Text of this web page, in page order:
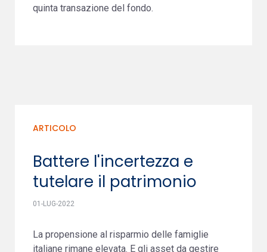
quinta transazione del fondo.
ARTICOLO
Battere l'incertezza e
tutelare il patrimonio
01-LUG-2022
La propensione al risparmio delle famiglie
italiane rimane elevata. E gli asset da gestire